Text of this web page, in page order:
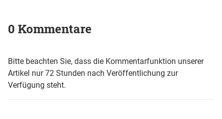
0 Kommentare
Bitte beachten Sie, dass die Kommentarfunktion unserer
Artikel nur 72 Stunden nach Veröffentlichung zur
Verfügung steht.